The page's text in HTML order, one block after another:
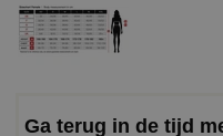
Ga terug in de tijd